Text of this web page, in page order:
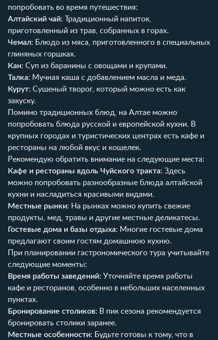
попробовать во время путешествия:
Алтайский чай: Традиционный напиток,
приготовленный из трав, собранных в горах.
Чемал: Блюдо из мяса, приготовленного в специальных
глиняных горшках.
Кан: Суп из баранины с овощами и крупами.
Талка: Мучная каша с добавлением масла и меда.
Курут: Сушеный творог, который можно есть как
закуску.
Помимо традиционных блюд, на Алтае можно
попробовать блюда русской и европейской кухни. В
крупных городах и туристических центрах есть кафе и
рестораны на любой вкус и кошелек.
Рекомендую обратить внимание на следующие места:
Кафе и рестораны вдоль Чуйского тракта: Здесь
можно попробовать разнообразные блюда алтайской
кухни и насладиться красивыми видами.
Местные рынки: На рынках можно купить свежие
продукты, мед, травы и другие местные деликатесы.
Гостевые дома и базы отдыха: Многие гостевые дома
предлагают своим гостям домашнюю кухню.
При планировании гастрономического тура учитывайте
следующие моменты:
Время работы заведений: Уточняйте время работы
кафе и ресторанов, особенно в небольших населенных
пунктах.
Бронирование столиков: В пик сезона рекомендуется
бронировать столики заранее.
Местные особенности: Будьте готовы к тому, что в